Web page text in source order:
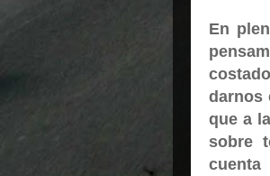
En
darnos
que a
sobre